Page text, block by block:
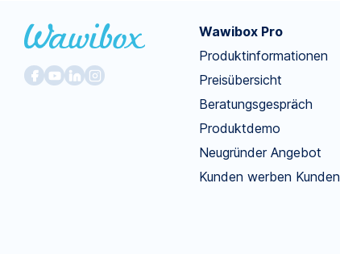
Wawibox Pro
Produktinformationen
Preisübersicht
Beratungsgespräch
Produktdemo
Neugründer Angebot
Kunden werben Kunden